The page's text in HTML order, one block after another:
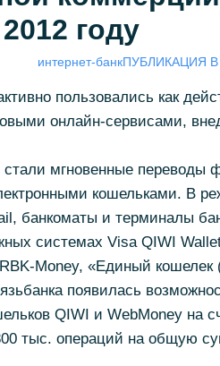
году
интернет-банкПУБЛИКАЦИЯ В
пользовались как
онлайн-сервисами,
мгновенные переводы
кошельками. В
банкоматы и терминалы
системах Visa QIWI
Money, «Единый кошелек
появилась
QIWI и WebMoney на
тыс. операций на общую